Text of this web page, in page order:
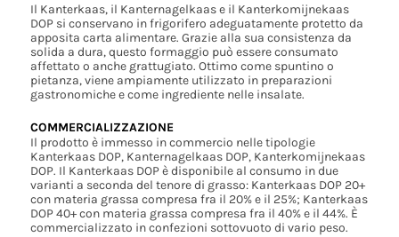
Il Kanterkaas, il Kanternagelkaas e il Kanterkomijnekaas
DOP si conservano in frigorifero adeguatamente protetto da
apposita carta alimentare. Grazie alla sua consistenza da
solida a dura, questo formaggio può essere consumato
affettato o anche grattugiato. Ottimo come spuntino o
pietanza, viene ampiamente utilizzato in preparazioni
gastronomiche e come ingrediente nelle insalate.
COMMERCIALIZZAZIONE
Il prodotto è immesso in commercio nelle tipologie
Kanterkaas DOP, Kanternagelkaas DOP, Kanterkomijnekaas
DOP. Il Kanterkaas DOP è disponibile al consumo in due
varianti a seconda del tenore di grasso: Kanterkaas DOP 20+
con materia grassa compresa fra il 20% e il 25%; Kanterkaas
DOP 40+ con materia grassa compresa fra il 40% e il 44%. È
commercializzato in confezioni sottovuoto di vario peso.